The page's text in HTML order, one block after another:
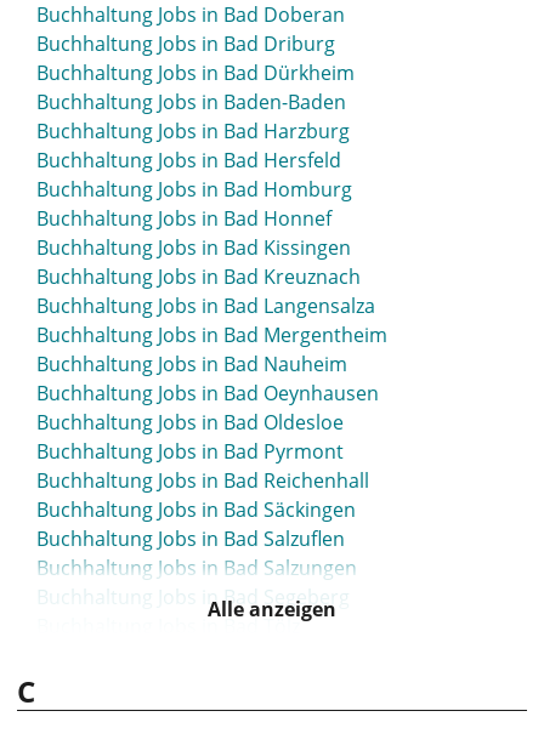
Buchhaltung Jobs in Bad Doberan
Buchhaltung Jobs in Bad Driburg
Buchhaltung Jobs in Bad Dürkheim
Buchhaltung Jobs in Baden-Baden
Buchhaltung Jobs in Bad Harzburg
Buchhaltung Jobs in Bad Hersfeld
Buchhaltung Jobs in Bad Homburg
Buchhaltung Jobs in Bad Honnef
Buchhaltung Jobs in Bad Kissingen
Buchhaltung Jobs in Bad Kreuznach
Buchhaltung Jobs in Bad Langensalza
Buchhaltung Jobs in Bad Mergentheim
Buchhaltung Jobs in Bad Nauheim
Buchhaltung Jobs in Bad Oeynhausen
Buchhaltung Jobs in Bad Oldesloe
Buchhaltung Jobs in Bad Pyrmont
Buchhaltung Jobs in Bad Reichenhall
Buchhaltung Jobs in Bad Säckingen
Buchhaltung Jobs in Bad Salzuflen
Buchhaltung Jobs in Bad Salzungen
Buchhaltung Jobs in Bad Segeberg
Buchhaltung Jobs in Bad Windsheim
Alle anzeigen
C